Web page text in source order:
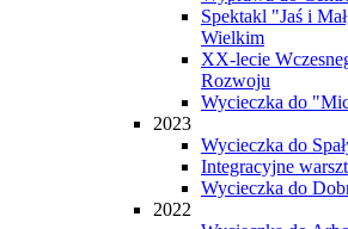
Spektakl "Jaś i
Wielkim
XX-lecie
Rozwoju
Wycieczka do
2023
Wycieczka do
Integracyjne
Wycieczka do
2022